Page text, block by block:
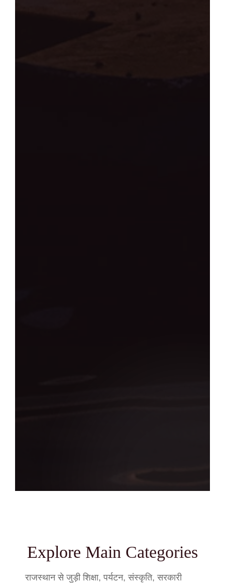
Explore Main Categories
राजस्थान से जुड़ी शिक्षा, पर्यटन, संस्कृति, सरकारी